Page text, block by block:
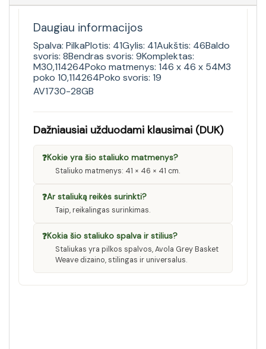
Daugiau informacijos
Spalva: PilkaPlotis: 41Gylis: 41Aukštis: 46Baldo
svoris: 8Bendras svoris: 9Komplektas:
M30,114264Poko matmenys: 146 x 46 x 54M3
poko 10,114264Poko svoris: 19
AV1730-28GB
Dažniausiai užduodami klausimai (DUK)
❓Kokie yra šio staliuko matmenys?
Staliuko matmenys: 41 × 46 × 41 cm.
❓Ar staliuką reikės surinkti?
Taip, reikalingas surinkimas.
❓Kokia šio staliuko spalva ir stilius?
Staliukas yra pilkos spalvos, Avola Grey Basket
Weave dizaino, stilingas ir universalus.